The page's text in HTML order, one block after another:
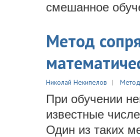
смешанное
Метод
Николай Некипелов
При обучении
известные
Один из таких